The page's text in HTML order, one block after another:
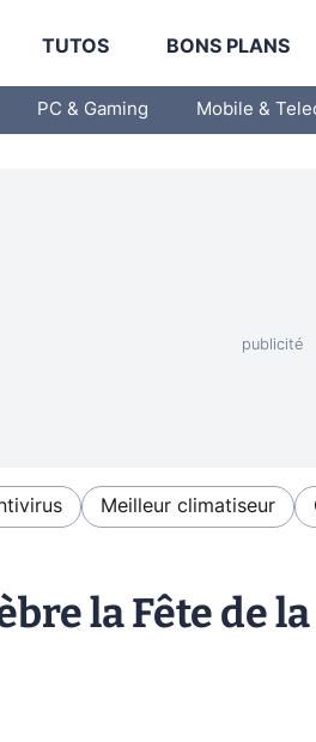
TUTOS BONS PLANS
PC & Gaming Mobile &
Meilleur climatiseur
la Fête de